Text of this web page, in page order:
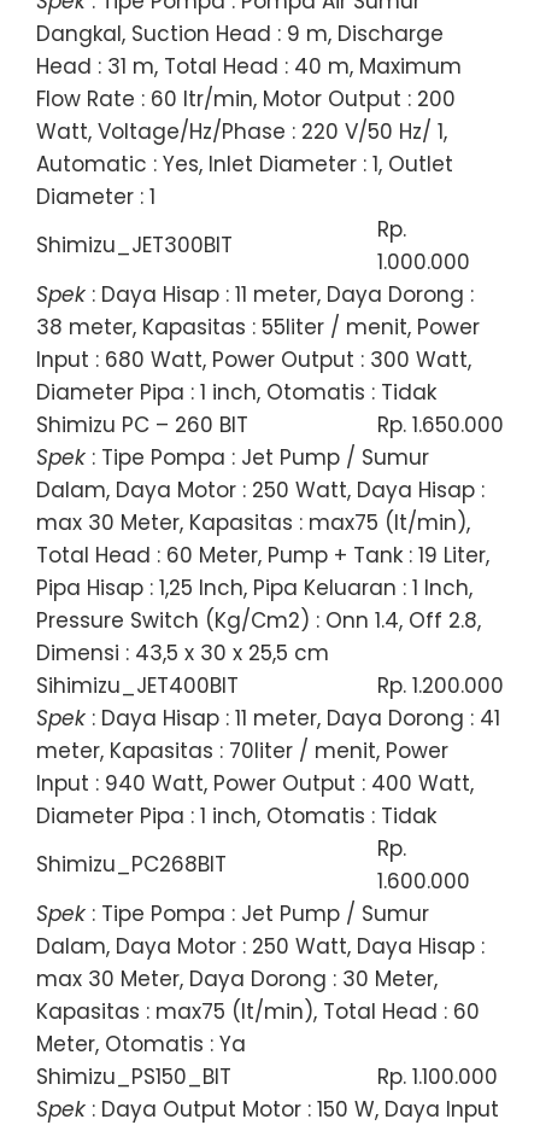
Dangkal, Suction Head : 9 m, Discharge
Head : 31 m, Total Head : 40 m, Maximum
Flow Rate : 60 ltr/min, Motor Output : 200
Watt, Voltage/Hz/Phase : 220 V/50 Hz/ 1,
Automatic : Yes, Inlet Diameter : 1, Outlet
Diameter : 1
Shimizu_JET300BIT
Rp.
1.000.000
Spek : Daya Hisap : 11 meter, Daya Dorong :
38 meter, Kapasitas : 55liter / menit, Power
Input : 680 Watt, Power Output : 300 Watt,
Diameter Pipa : 1 inch, Otomatis : Tidak
Shimizu PC – 260 BIT
Rp. 1.650.000
Spek : Tipe Pompa : Jet Pump / Sumur
Dalam, Daya Motor : 250 Watt, Daya Hisap :
max 30 Meter, Kapasitas : max75 (lt/min),
Total Head : 60 Meter, Pump + Tank : 19 Liter,
Pipa Hisap : 1,25 Inch, Pipa Keluaran : 1 Inch,
Pressure Switch (Kg/Cm2) : Onn 1.4, Off 2.8,
Dimensi : 43,5 x 30 x 25,5 cm
Sihimizu_JET400BIT
Rp. 1.200.000
Spek : Daya Hisap : 11 meter, Daya Dorong : 41
meter, Kapasitas : 70liter / menit, Power
Input : 940 Watt, Power Output : 400 Watt,
Diameter Pipa : 1 inch, Otomatis : Tidak
Shimizu_PC268BIT
Rp.
1.600.000
Spek : Tipe Pompa : Jet Pump / Sumur
Dalam, Daya Motor : 250 Watt, Daya Hisap :
max 30 Meter, Daya Dorong : 30 Meter,
Kapasitas : max75 (lt/min), Total Head : 60
Meter, Otomatis : Ya
Shimizu_PS150_BIT
Rp. 1.100.000
Spek : Daya Output Motor : 150 W, Daya Input